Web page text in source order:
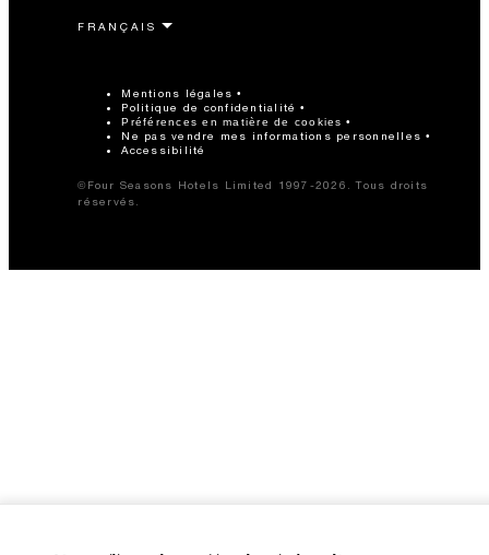
Mentions légales
Politique de confidentialité
Préférences en matière de cookies
Ne pas vendre mes informations personnelles
Accessibilité
©Four Seasons Hotels Limited 1997-2026. Tous droits
réservés.